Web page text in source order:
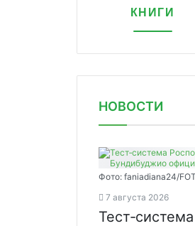
КНИГИ
НОВОСТИ
Фото: faniadiana24/
7 августа 2026
Тест‑система